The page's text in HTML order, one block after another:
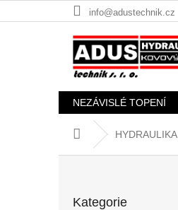
na
info@adustechnik.cz
NEZÁVISLÉ TOPENÍ
Domů HYDRAULIKA
kategorie
Kategorie